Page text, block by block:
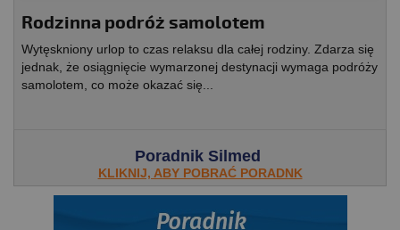
Rodzinna podróż samolotem
Wytęskniony urlop to czas relaksu dla całej rodziny. Zdarza się
jednak, że osiągnięcie wymarzonej destynacji wymaga podróży
samolotem, co może okazać się...
Poradnik Silmed
KLIKNIJ, ABY POBRAĆ PORADNK